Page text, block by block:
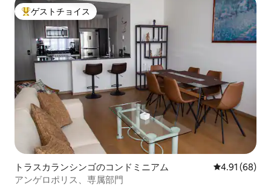
大好評のゲストチョイスです。
ゲストチョイス
トラスカランシンゴのコンドミニアム レビュー68
4.91 (68)
アンゲロポリス、専属部門